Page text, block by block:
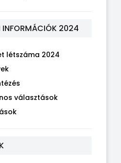
INFORMÁCIÓK 2024
létszáma 2024
választások